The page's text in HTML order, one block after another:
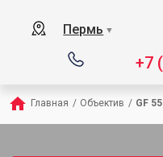
Пермь ▼
+7
Главная / Объектив / GF